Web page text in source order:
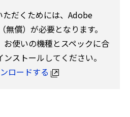
ただくためには、Adobe
償）が必要となります。
お使いの機種とスペックに合
ストールしてください。
ロードする